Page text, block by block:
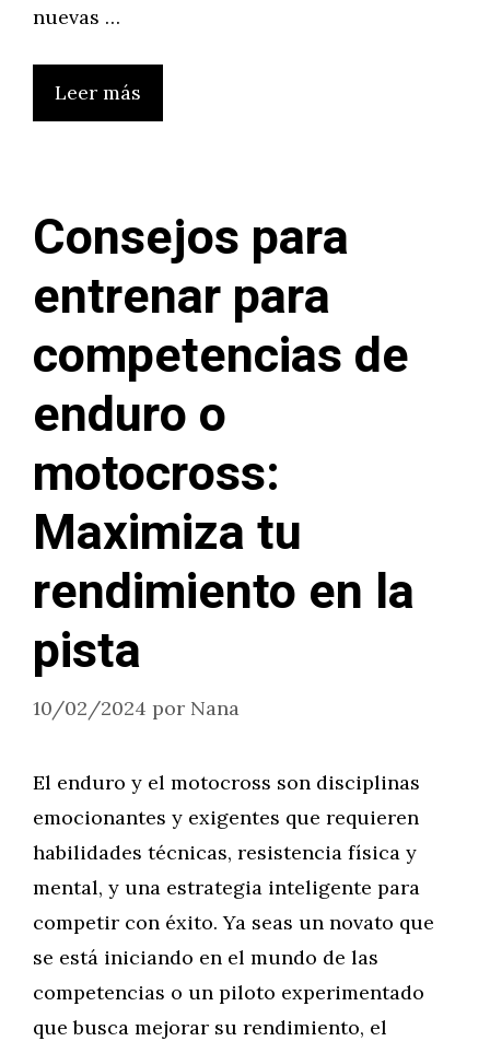
nuevas …
Leer más
Consejos para
entrenar para
competencias de
enduro o
motocross:
Maximiza tu
rendimiento en la
pista
10/02/2024 por Nana
El enduro y el motocross son disciplinas
emocionantes y exigentes que requieren
habilidades técnicas, resistencia física y
mental, y una estrategia inteligente para
competir con éxito. Ya seas un novato que
se está iniciando en el mundo de las
competencias o un piloto experimentado
que busca mejorar su rendimiento, el